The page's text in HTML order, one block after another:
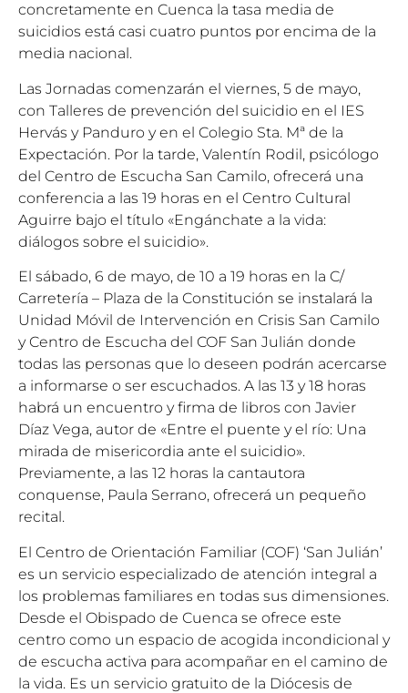
concretamente en Cuenca la tasa media de
suicidios está casi cuatro puntos por encima de la
media nacional.
Las Jornadas comenzarán el viernes, 5 de mayo,
con Talleres de prevención del suicidio en el IES
Hervás y Panduro y en el Colegio Sta. Mª de la
Expectación. Por la tarde, Valentín Rodil, psicólogo
del Centro de Escucha San Camilo, ofrecerá una
conferencia a las 19 horas en el Centro Cultural
Aguirre bajo el título «Engánchate a la vida:
diálogos sobre el suicidio».
El sábado, 6 de mayo, de 10 a 19 horas en la C/
Carretería – Plaza de la Constitución se instalará la
Unidad Móvil de Intervención en Crisis San Camilo
y Centro de Escucha del COF San Julián donde
todas las personas que lo deseen podrán acercarse
a informarse o ser escuchados. A las 13 y 18 horas
habrá un encuentro y firma de libros con Javier
Díaz Vega, autor de «Entre el puente y el río: Una
mirada de misericordia ante el suicidio».
Previamente, a las 12 horas la cantautora
conquense, Paula Serrano, ofrecerá un pequeño
recital.
El Centro de Orientación Familiar (COF) ‘San Julián’
es un servicio especializado de atención integral a
los problemas familiares en todas sus dimensiones.
Desde el Obispado de Cuenca se ofrece este
centro como un espacio de acogida incondicional y
de escucha activa para acompañar en el camino de
la vida. Es un servicio gratuito de la Diócesis de